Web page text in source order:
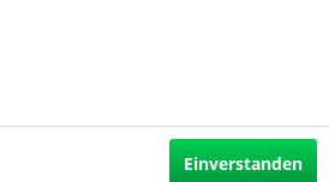
Einverstanden